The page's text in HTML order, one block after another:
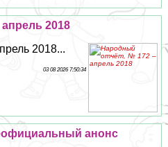
2018
2018...
03 08 2026 7:50:34
анонс